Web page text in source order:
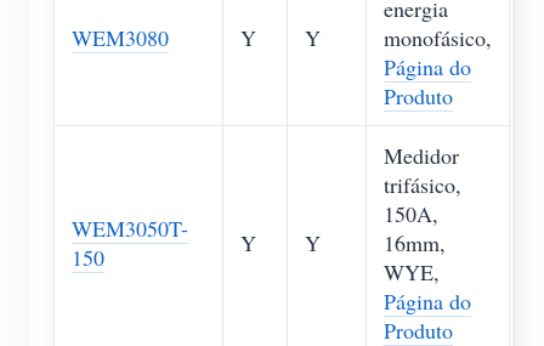
WEM3080 Y Y
energia
monofásico,
Página do
Produto
WEM3050T-
150
Y Y
Medidor
trifásico,
150A,
16mm,
WYE,
Página do
Produto